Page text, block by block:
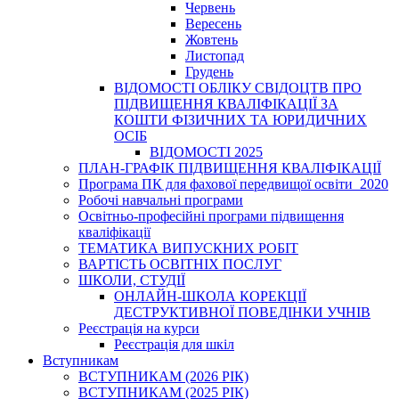
Червень
Вересень
Жовтень
Листопад
Грудень
ВІДОМОСТІ ОБЛІКУ СВІДОЦТВ ПРО
ПІДВИЩЕННЯ КВАЛІФІКАЦІЇ ЗА
КОШТИ ФІЗИЧНИХ ТА ЮРИДИЧНИХ
ОСІБ
ВІДОМОСТІ 2025
ПЛАН-ГРАФІК ПІДВИЩЕННЯ КВАЛІФІКАЦІЇ
Програма ПК для фахової передвищої освіти_2020
Робочі навчальні програми
Освітньо-професійні програми підвищення
кваліфікації
ТЕМАТИКА ВИПУСКНИХ РОБІТ
ВАРТІСТЬ ОСВІТНІХ ПОСЛУГ
ШКОЛИ, СТУДІЇ
ОНЛАЙН-ШКОЛА КОРЕКЦІЇ
ДЕСТРУКТИВНОЇ ПОВЕДІНКИ УЧНІВ
Реєстрація на курси
Реєстрація для шкіл
Вступникам
ВСТУПНИКАМ (2026 РІК)
ВСТУПНИКАМ (2025 РІК)